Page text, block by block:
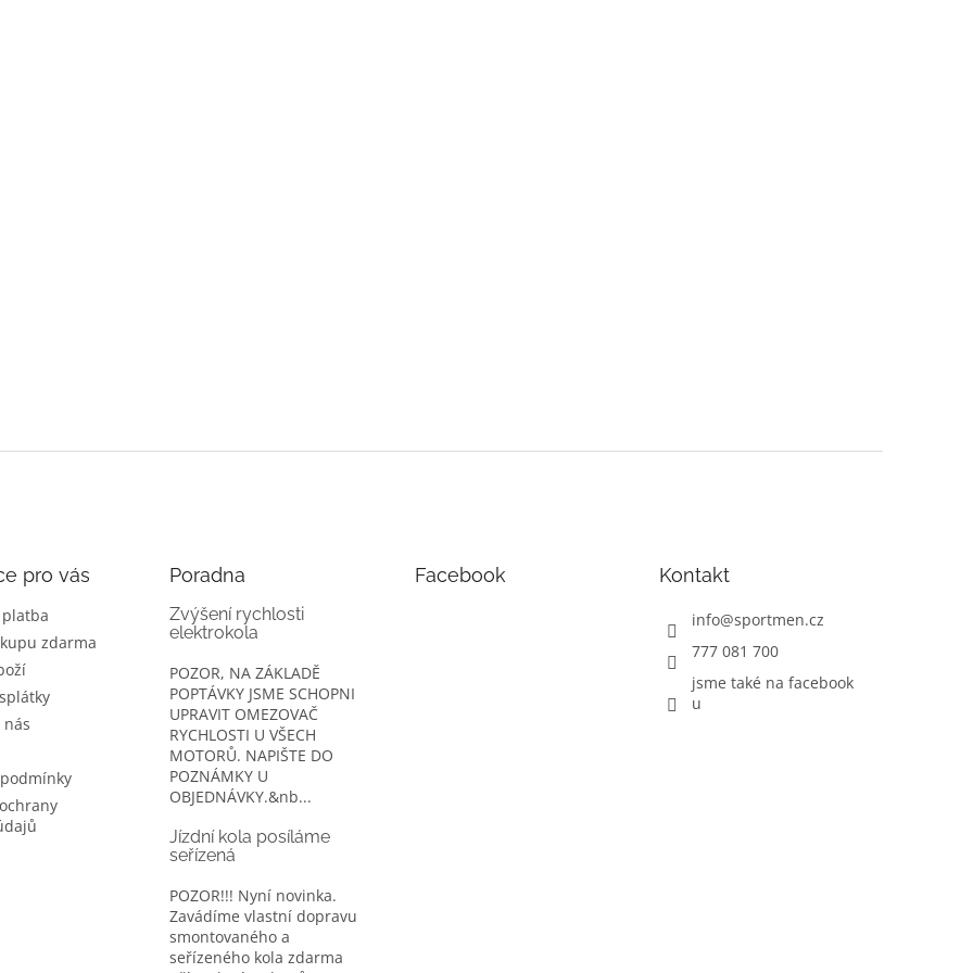
pro vás
zdarma
Poradna
Zvýšení rychlosti
elektrokola
POZOR, NA ZÁKLADĚ
POPTÁVKY JSME SCHOPNI
UPRAVIT OMEZOVAČ
RYCHLOSTI U VŠECH
MOTORŮ. NAPIŠTE DO
POZNÁMKY U
OBJEDNÁVKY.&nb...
Jízdní kola posíláme
seřízená
POZOR!!! Nyní novinka.
Zavádíme vlastní dopravu
smontovaného a
seřízeného kola zdarma
Facebook Kontakt
info@sportmen.cz
777 081 700
jsme také na facebook
u